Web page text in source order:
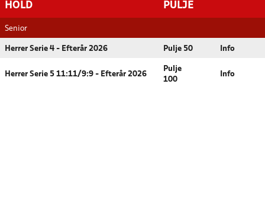
HOLD PULJE
Senior
Herrer Serie 4 - Efterår 2026 Pulje 50 Info
Herrer Serie 5 11:11/9:9 - Efterår 2026
Pulje
100
Info